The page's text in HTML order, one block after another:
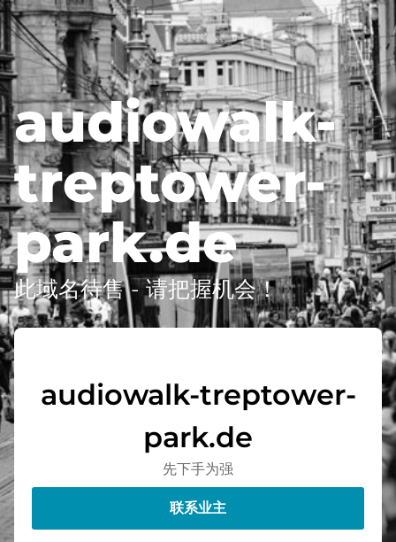
audiowalk-
treptower-
park.de
此域名待售 - 请把握机会！
audiowalk-treptower-
park.de
先下手为强
联系业主